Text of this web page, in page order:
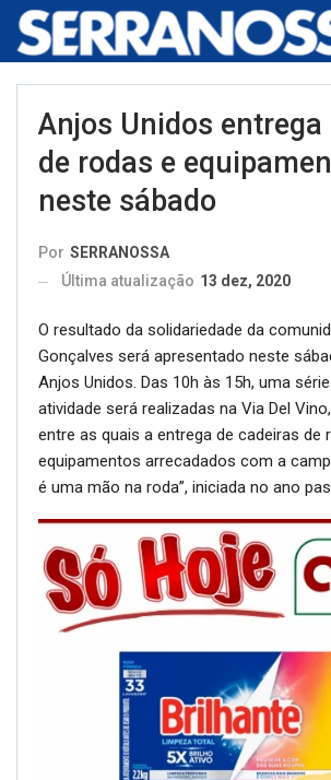
Anjos Unidos entrega
de rodas e
neste sábado
Por SERRANOSSA
Última atualização 13 dez, 2020
O resultado da solidariedade da
Gonçalves será apresentado neste
Anjos Unidos. Das 10h às 15h, uma
atividade será realizadas na Via Del
entre as quais a entrega de cadeiras de
equipamentos arrecadados com a
é uma mão na roda”, iniciada no ano